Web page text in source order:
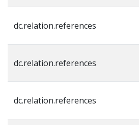
dc.relation.references
dc.relation.references
dc.relation.references